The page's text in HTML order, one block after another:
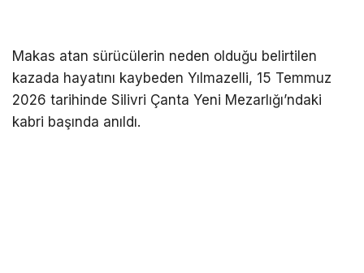
Makas atan sürücülerin neden olduğu belirtilen
kazada hayatını kaybeden Yılmazelli, 15 Temmuz
2026 tarihinde Silivri Çanta Yeni Mezarlığı’ndaki
kabri başında anıldı.